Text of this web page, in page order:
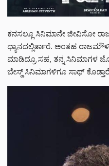
ಕನಸಲ್ಲೂ ಸಿನಿಮಾನೇ ಜೀವಿಸೋ
ಧ್ಯಾನದಲ್ಲಿರ್ತಾರೆ. ಅಂತಹ ರಾಜಮೌಳಿ
ಮಾಡಿದ್ರೂ ಸಹ, ತನ್ನ ಸಿನಿಮಾಗಳ
ಬೇಸ್ಡ್ ಸಿನಿಮಾಗಳಿಗೂ ಸಾಥ್